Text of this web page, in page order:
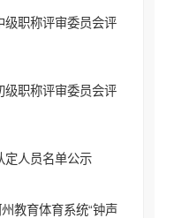
级职称评审委员会评
级职称评审委员会评
定人员名单公示
教育体育系统“钟声